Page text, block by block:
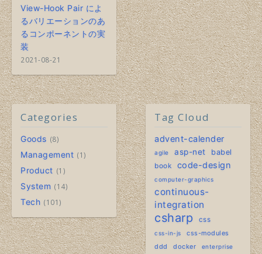
View-Hook Pair によ
るバリエーションのあ
るコンポーネントの実
装
2021-08-21
Categories
Goods 8
Management 1
Product 1
System 14
Tech 101
Tag Cloud
advent-calender
agile asp-net babel
book code-design
computer-graphics
continuous-
integration
csharp css
css-in-js
css-modules
ddd
docker enterprise